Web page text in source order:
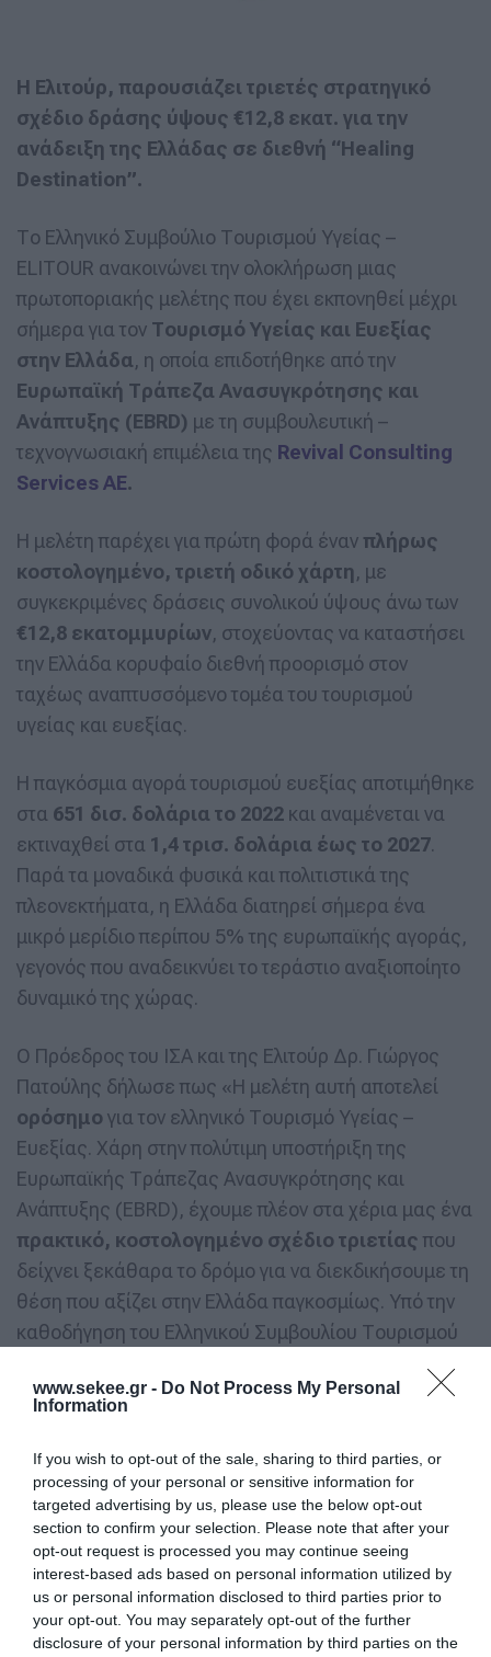
www.sekee.gr - Do Not Process My Personal
Information
If you wish to opt-out of the sale, sharing to third parties, or
processing of your personal or sensitive information for
targeted advertising by us, please use the below opt-out
section to confirm your selection. Please note that after your
opt-out request is processed you may continue seeing
interest-based ads based on personal information utilized by
us or personal information disclosed to third parties prior to
your opt-out. You may separately opt-out of the further
disclosure of your personal information by third parties on the
Η Ελιτούρ, παρουσιάζει τριετές στρατηγικό
σχέδιο δράσης ύψους €12,8 εκατ. για την
ανάδειξη της Ελλάδας σε διεθνή “Healing
Destination”.
Το Ελληνικό Συμβούλιο Τουρισμού Υγείας –
ELITOUR ανακοινώνει την ολοκλήρωση μιας
πρωτοποριακής μελέτης που έχει εκπονηθεί μέχρι
σήμερα για τον Τουρισμό Υγείας και Ευεξίας
στην Ελλάδα, η οποία επιδοτήθηκε από την
Ευρωπαϊκή Τράπεζα Ανασυγκρότησης και
Ανάπτυξης (EBRD) με τη συμβουλευτική –
τεχνογνωσιακή επιμέλεια της Revival Consulting
Services AE.
Η μελέτη παρέχει για πρώτη φορά έναν πλήρως
κοστολογημένο, τριετή οδικό χάρτη, με
συγκεκριμένες δράσεις συνολικού ύψους άνω των
€12,8 εκατομμυρίων, στοχεύοντας να καταστήσει
την Ελλάδα κορυφαίο διεθνή προορισμό στον
ταχέως αναπτυσσόμενο τομέα του τουρισμού
υγείας και ευεξίας.
Η παγκόσμια αγορά τουρισμού ευεξίας αποτιμήθηκε
στα 651 δισ. δολάρια το 2022 και αναμένεται να
εκτιναχθεί στα 1,4 τρισ. δολάρια έως το 2027.
Παρά τα μοναδικά φυσικά και πολιτιστικά της
πλεονεκτήματα, η Ελλάδα διατηρεί σήμερα ένα
μικρό μερίδιο περίπου 5% της ευρωπαϊκής αγοράς,
γεγονός που αναδεικνύει το τεράστιο αναξιοποίητο
δυναμικό της χώρας.
Ο Πρόεδρος του ΙΣΑ και της Ελιτούρ Δρ. Γιώργος
Πατούλης δήλωσε πως «Η μελέτη αυτή αποτελεί
ορόσημο για τον ελληνικό Τουρισμό Υγείας –
Ευεξίας. Χάρη στην πολύτιμη υποστήριξη της
Ευρωπαϊκής Τράπεζας Ανασυγκρότησης και
Ανάπτυξης (EBRD), έχουμε πλέον στα χέρια μας ένα
πρακτικό, κοστολογημένο σχέδιο τριετίας που
δείχνει ξεκάθαρα το δρόμο για να διεκδικήσουμε τη
θέση που αξίζει στην Ελλάδα παγκοσμίως. Υπό την
καθοδήγηση του Ελληνικού Συμβουλίου Τουρισμού
ναμετατρέψουμε το όραμα σε αναπτυξιακή
Η έρευνα, που βασίστηκε σε εκτεταμένα
ερωτηματολόγια προς παρόχους υγείας, ξενοδοχεία
και τουριστικά γραφεία, καταγράφοντας
εντυπωσιακή σύγκλιση απόψεων.
Οι κύριοι λόγοι επιλογής της Ελλάδας από τους